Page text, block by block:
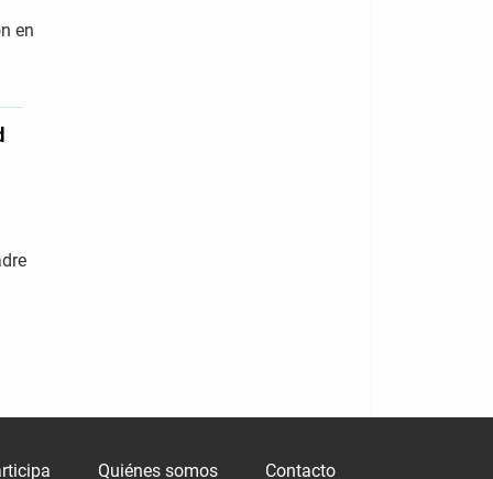
en
Quiénes somos Contacto